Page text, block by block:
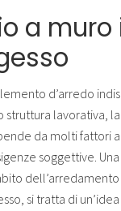
a muro
d’arredo
struttura lavorativa, la
da molti fattori
soggettive.
dell’arredamento
si tratta di